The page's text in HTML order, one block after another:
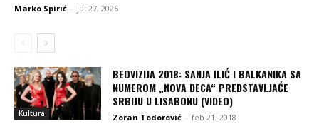
Marko Spirić - jul 27, 2026
Kultura
BEOVIZIJA 2018: SANJA ILIĆ I BALKANIKA SA
NUMEROM „NOVA DECA“ PREDSTAVLJAĆE
SRBIJU U LISABONU (VIDEO)
Zoran Todorović - feb 21, 2018